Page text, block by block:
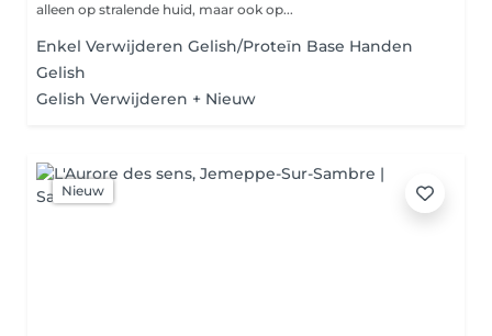
alleen op stralende huid, maar ook op...
Enkel Verwijderen Gelish/Proteïn Base Handen
Gelish
Gelish Verwijderen + Nieuw
Nieuw